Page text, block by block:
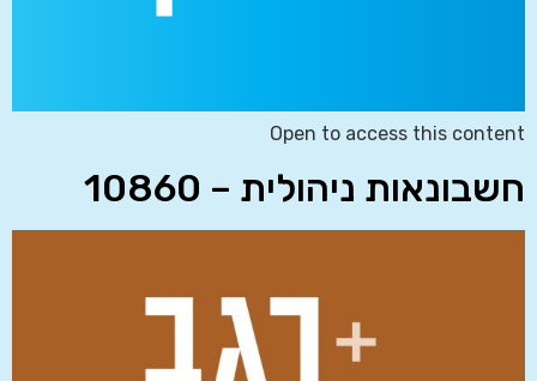
Open to access this content
חשבונאות ניהולית – 10860